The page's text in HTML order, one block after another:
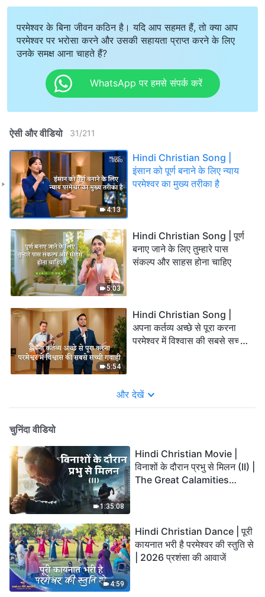
परमेश्वर के बिना जीवन कठिन है। यदि आप सहमत हैं, तो क्या आप
परमेश्वर पर भरोसा करने और उसकी सहायता प्राप्त करने के लिए
उनके समक्ष आना चाहते हैं?
WhatsApp पर हमसे संपर्क करें
ऐसी और वीडियो 31/211
4:13
Hindi Christian Song |
इंसान को पूर्ण बनाने के लिए न्याय
परमेश्वर का मुख्य तरीका है
5:03
Hindi Christian Song | पूर्ण
बनाए जाने के लिए तुम्हारे पास
संकल्प और साहस होना चाहिए
5:54
Hindi Christian Song |
अपना कर्तव्य अच्छे से पूरा करना
परमेश्वर में विश्वास की सबसे सच्ची
और देखें
चुनिंदा वीडियो
1:35:08
Hindi Christian Movie |
विनाशों के दौरान प्रभु से मिलन (II) |
The Great Calamities
4:59
Hindi Christian Dance | पूरी
कायनात भरी है परमेश्वर की स्तुति से
| 2026 प्रशंसा की आवाजें